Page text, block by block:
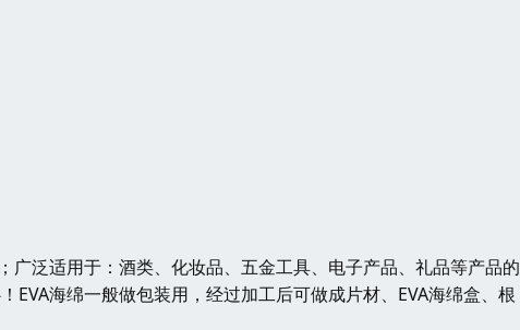
广泛适用于：酒类、化妆品、五金工具、电子产品、礼品等产品
海绵一般做包装用，经过加工后可做成片材、EVA海绵盒、根